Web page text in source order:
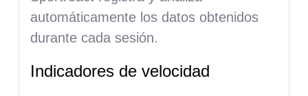
automáticamente los datos obtenidos
durante cada sesión.
Indicadores de velocidad